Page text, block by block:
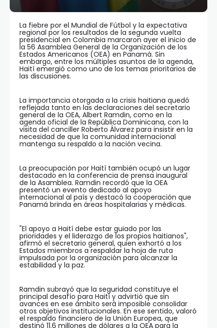
La fiebre por el Mundial de Fútbol y la expectativa
regional por los resultados de la segunda vuelta
presidencial en Colombia marcaron ayer el inicio de
la 56 Asamblea General de la Organización de los
Estados Americanos (OEA) en Panamá. Sin
embargo, entre los múltiples asuntos de la agenda,
Haití emergió como uno de los temas prioritarios de
las discusiones.
La importancia otorgada a la crisis haitiana quedó
reflejada tanto en las declaraciones del secretario
general de la OEA, Albert Ramdin, como en la
agenda oficial de la República Dominicana, con la
visita del canciller Roberto Álvarez para insistir en la
necesidad de que la comunidad internacional
mantenga su respaldo a la nación vecina.
La preocupación por Haití también ocupó un lugar
destacado en la conferencia de prensa inaugural
de la Asamblea. Ramdin recordó que la OEA
presentó un evento dedicado al apoyo
internacional al país y destacó la cooperación que
Panamá brinda en áreas hospitalarias y médicas.
"El apoyo a Haití debe estar guiado por las
prioridades y el liderazgo de los propios haitianos",
afirmó el secretario general, quien exhortó a los
Estados miembros a respaldar la hoja de ruta
impulsada por la organización para alcanzar la
estabilidad y la paz.
Ramdin subrayó que la seguridad constituye el
principal desafío para Haití y advirtió que sin
avances en ese ámbito será imposible consolidar
otros objetivos institucionales. En ese sentido, valoró
el respaldo financiero de la Unión Europea, que
destinó 11.6 millones de dólares a la OEA para la